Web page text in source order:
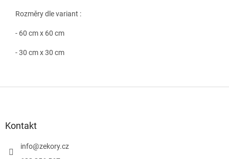
Rozměry dle variant :
- 60 cm x 60 cm
- 30 cm x 30 cm
Kontakt
info@zekory.cz